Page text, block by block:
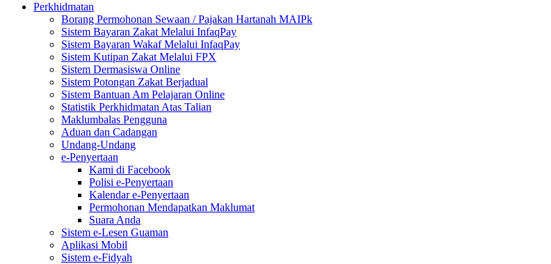
Perkhidmatan
Borang Permohonan Sewaan / Pajakan Hartanah MAIPk
Sistem Bayaran Zakat Melalui InfaqPay
Sistem Bayaran Wakaf Melalui InfaqPay
Sistem Kutipan Zakat Melalui FPX
Sistem Dermasiswa Online
Sistem Potongan Zakat Berjadual
Sistem Bantuan Am Pelajaran Online
Statistik Perkhidmatan Atas Talian
Maklumbalas Pengguna
Aduan dan Cadangan
Undang-Undang
e-Penyertaan
Kami di Facebook
Polisi e-Penyertaan
Kalendar e-Penyertaan
Permohonan Mendapatkan Maklumat
Suara Anda
Sistem e-Lesen Guaman
Aplikasi Mobil
Sistem e-Fidyah